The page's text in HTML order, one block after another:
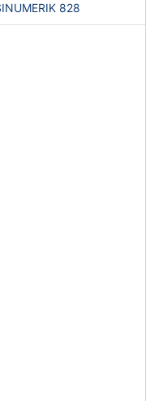
828